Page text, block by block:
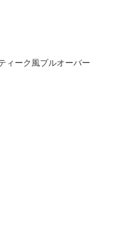
ィーク風プルオーバー